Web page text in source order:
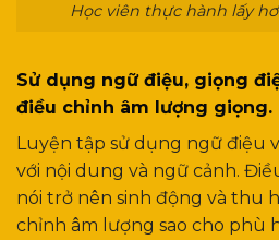
Học viên thực hành lấy
Sử dụng ngữ điệu, giọng
điều chỉnh âm lượng giọng.
Luyện tập sử dụng ngữ điệu
với nội dung và ngữ cảnh.
nói trở nên sinh động và thu
chỉnh âm lượng sao cho phù